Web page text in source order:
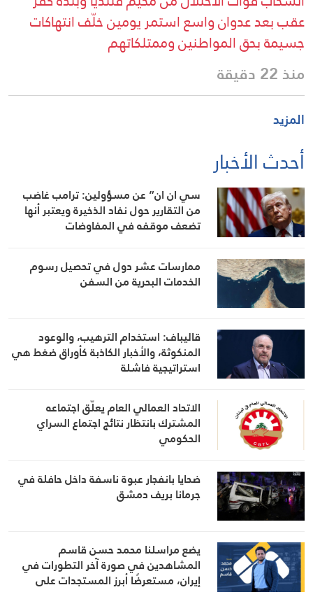
عقب بعد عدوان واسع استمر يومين خلّف انتهاكات
جسيمة بحق المواطنين وممتلكاتهم
منذ 22 دقيقة
المزيد
أحدث الأخبار
سي ان ان” عن مسؤولين: ترامب غاضب
من التقارير حول نفاد الذخيرة ويعتبر أنها
تضعف موقفه في المفاوضات
ممارسات عشر دول في تحصيل رسوم
الخدمات البحرية من السفن
قاليباف: استخدام الترهيب، والوعود
المنكوثة، والأخبار الكاذبة كأوراق ضغط هي
استراتيجية فاشلة
الاتحاد العمالي العام يعلّق اجتماعه
المشترك بانتظار نتائج اجتماع السراي
الحكومي
ضحايا بانفجار عبوة ناسفة داخل حافلة في
جرمانا بريف دمشق
يضع مراسلنا محمد حسن قاسم
المشاهدين في صورة آخر التطورات في
إيران، مستعرضًا أبرز المستجدات على